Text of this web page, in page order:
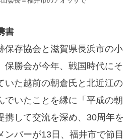
書
保存協会と滋賀県長浜市の小
保勝会が今年、戦国時代にそ
いた越前の朝倉氏と北近江の
でいたことを縁に「平成の朝
携して交流を深め、30周年を
ンバーが13日、福井市で節目